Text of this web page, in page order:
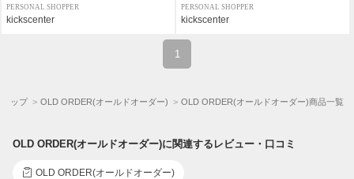
PERSONAL SHOPPER
kickscenter
PERSONAL SHOPPER
kickscenter
1
トップ OLD ORDER(オールドオーダー) OLD ORDER(オールドオーダー)商品一覧
OLD ORDER(オールドオーダー)に関連するレビュー・口コミ
OLD ORDER(オールドオーダー)